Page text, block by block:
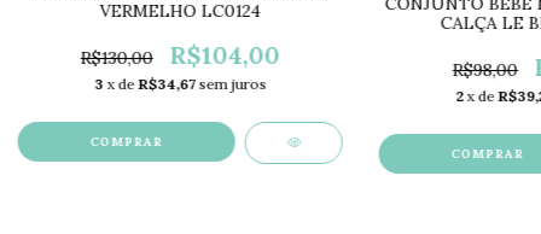
VERMELHO LC0124
R$130,00 R$104,00
3 x deR$34,67 sem juros
COMPRAR
CALÇA LE
R$98,00
2 x de
COMPRAR